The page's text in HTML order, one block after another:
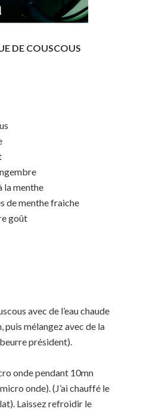
DE COUSCOUS
la menthe
de menthe fraiche
goût
avec de l’eau chaude
puis mélangez avec de la
président).
onde pendant 10mn
onde). (J’ai chauffé le
Laissez refroidir le